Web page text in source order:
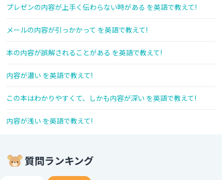
プレゼンの内容が上手く伝わらない時がある を英語で教えて!
メールの内容が引っかかって を英語で教えて!
本の内容が誤解されることがある を英語で教えて!
内容が濃い を英語で教えて!
この本はわかりやすくて、しかも内容が深い を英語で教えて!
内容が浅い を英語で教えて!
質問ランキング